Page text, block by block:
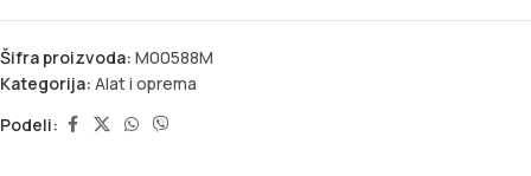
Šifra proizvoda: M00588M
Kategorija: Alat i oprema
Podeli: